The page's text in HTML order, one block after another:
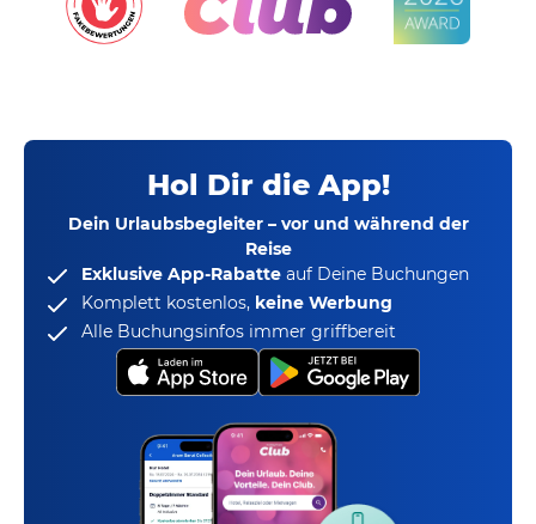
Hol Dir die App!
Dein Urlaubsbegleiter – vor und während der
Reise
Exklusive App-Rabatte auf Deine Buchungen
Komplett kostenlos, keine Werbung
Alle Buchungsinfos immer griffbereit